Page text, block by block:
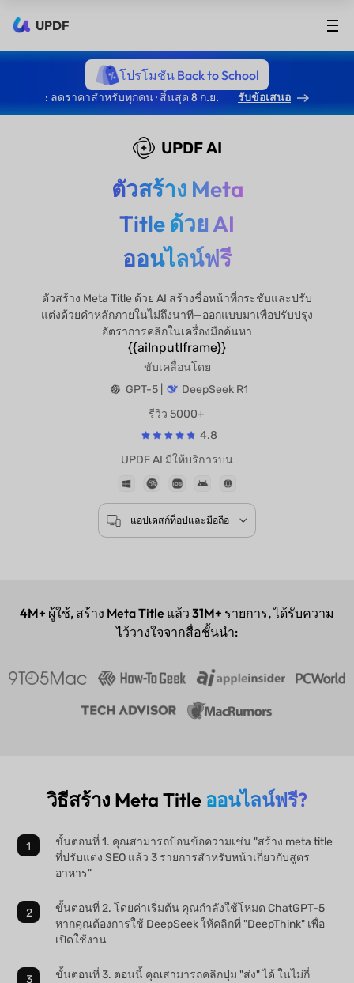
UPDF
โปรโมชัน Back to School
: ลดราคาสำหรับทุกคน · สิ้นสุด 8 ก.ย. รับข้อเสนอ
UPDF AI
ตัวสร้าง Meta
Title ด้วย AI
ออนไลน์ฟรี
ตัวสร้าง Meta Title ด้วย AI สร้างชื่อหน้าที่กระชับและปรับ
แต่งด้วยคำหลักภายในไม่ถึงนาที—ออกแบบมาเพื่อปรับปรุง
อัตราการคลิกในเครื่องมือค้นหา
{{aiInputIframe}}
ขับเคลื่อนโดย
GPT-5 |
DeepSeek R1
UPDF AI มีให้บริการบน
4M+ ผู้ใช้, สร้าง Meta Title แล้ว 31M+ รายการ, ได้รับความ
ไว้วางใจจากสื่อชั้นนำ:
วิธีสร้าง Meta Title ออนไลน์ฟรี?
ขั้นตอนที่ 1. คุณสามารถป้อนข้อความเช่น "สร้าง meta title
ที่ปรับแต่ง SEO แล้ว 3 รายการสำหรับหน้าเกี่ยวกับสูตร
อาหาร"
ขั้นตอนที่ 2. โดยค่าเริ่มต้น คุณกำลังใช้โหมด ChatGPT-5
หากคุณต้องการใช้ DeepSeek ให้คลิกที่ "DeepThink" เพื่อ
เปิดใช้งาน
ขั้นตอนที่ 3. ตอนนี้ คุณสามารถคลิกปุ่ม "ส่ง" ได้ ในไม่กี่